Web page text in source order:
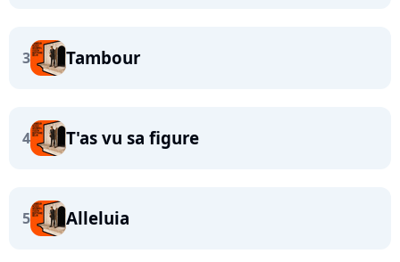
3 Tambour
4 T'as vu sa figure
5 Alleluia